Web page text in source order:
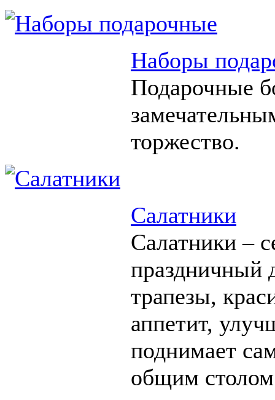
Наборы
Подарочные
торжество.
Салатники
Салатники –
праздничный
трапезы,
аппетит,
поднимает
общим